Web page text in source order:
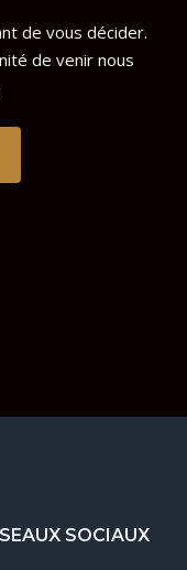
de vous décider.
de venir nous
SOCIAUX